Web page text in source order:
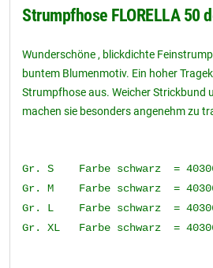
Strumpfhose FLORELLA 50
Wunderschöne , blickdichte
buntem Blumenmotiv. Ein hoher
Strumpfhose aus. Weicher Strickbund
machen sie besonders angenehm zu
Gr. S Farbe schwarz =
Gr. M Farbe schwarz =
Gr. L Farbe schwarz =
Gr. XL Farbe schwarz =